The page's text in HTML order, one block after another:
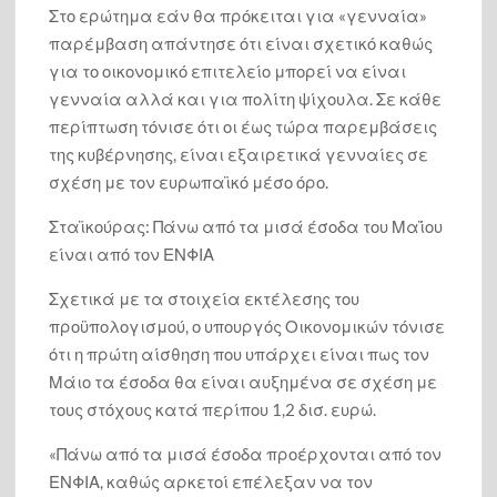
Η Ελλάδα πήρε την επενδυτική βαθμίδα: Ο Οίκος DBRS
αναβάθμισε την ελληνική οικονομία στο ΒΒΒ * Πολύ
σημαντική εξέλιξη σε μια πολύ δύσκολη συγκυρία, λέει ο
Χατζηδάκης
Η Ινδία ενδέχεται να αλλάξει σύντομα ονομασία: Ο Μόντι
“Μπάρατ”
Καριώτη, δεν είναι άνθρωποι και ως ανθρωποειδή δεν
έχουν καμία σχέση με την Ναυτοσύνη, με τον Πολιτισμό
μας.
να λένε το αυτονόητο, όπως το έθεσε ο κ. Μενέντεζ; Λύση
για να φύγει και ο τελευταίος Τούρκος στρατιώτης…
(video)
Στο ερώτημα εάν θα πρόκειται για «γενναία»
παρέμβαση απάντησε ότι είναι σχετικό καθώς
για το οικονομικό επιτελείο μπορεί να είναι
γενναία αλλά και για πολίτη ψίχουλα. Σε κάθε
περίπτωση τόνισε ότι οι έως τώρα παρεμβάσεις
της κυβέρνησης, είναι εξαιρετικά γενναίες σε
σχέση με τον ευρωπαϊκό μέσο όρο.
Σταϊκούρας: Πάνω από τα μισά έσοδα του Μαΐου
είναι από τον ΕΝΦΙΑ
Σχετικά με τα στοιχεία εκτέλεσης του
προϋπολογισμού, ο υπουργός Οικονομικών τόνισε
ότι η πρώτη αίσθηση που υπάρχει είναι πως τον
Μάιο τα έσοδα θα είναι αυξημένα σε σχέση με
τους στόχους κατά περίπου 1,2 δισ. ευρώ.
«Πάνω από τα μισά έσοδα προέρχονται από τον
ΕΝΦΙΑ, καθώς αρκετοί επέλεξαν να τον